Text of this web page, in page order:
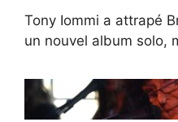
Tony Iommi a attrapé
un nouvel album solo,